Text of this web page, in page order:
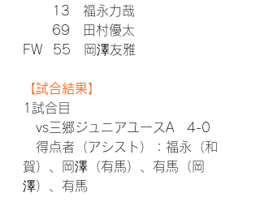
      13　福永力哉
      69　田村優太
FW  55　岡澤友雅
【試合結果】
1試合目
vs三郷ジュニアユースA　4-0
得点者（アシスト）：福永（和
賀）、岡澤（有馬）、有馬（岡
澤）、有馬